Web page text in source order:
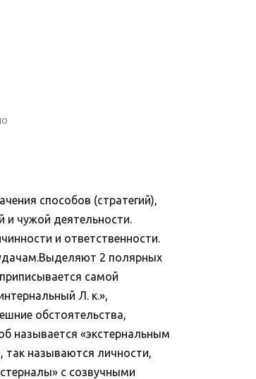
способов (стратегий),
и чужой деятельности.
и ответственности.
2 полярных
самой
Л. к.»,
обстоятельства,
называется «экстернальным
так называются личности,
с созвучными